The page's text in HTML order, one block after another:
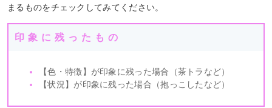
まるものをチェックしてみてください。
印象に残ったもの
【色・特徴】が印象に残った場合（茶トラなど）
【状況】が印象に残った場合（抱っこしたなど）